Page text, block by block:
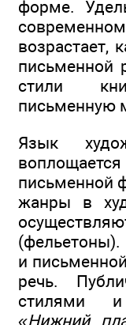
форме.
возрастает,
письменной
стили
письменную
Язык
письменной
жанры в
(фельетоны).
и
речь.
стилями
«Нижний